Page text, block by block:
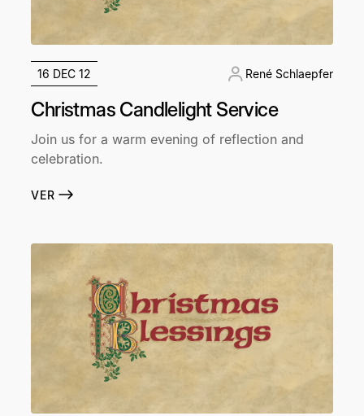
16 DEC 12 René Schlaepfer
Christmas Candlelight Service
Join us for a warm evening of reflection and
celebration.
VER